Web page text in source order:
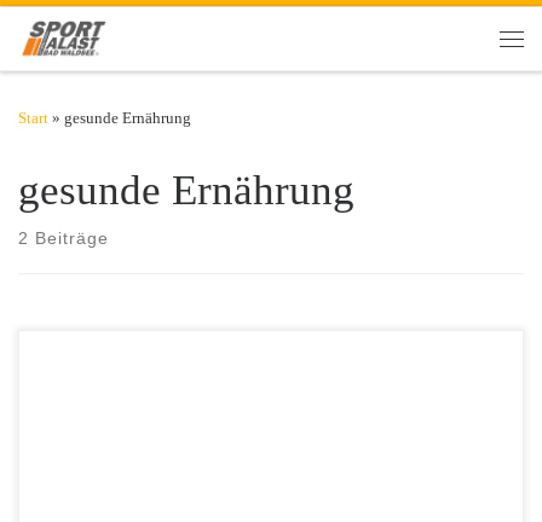
Zum Inhalt springen
Start » gesunde Ernährung
gesunde Ernährung
2 Beiträge